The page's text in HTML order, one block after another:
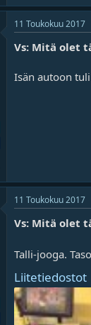
11 Toukokuu 2017
Vs: Mitä olet
Isän autoon
11 Toukokuu 2017
Vs: Mitä olet
Talli-jooga.
Liitetiedostot